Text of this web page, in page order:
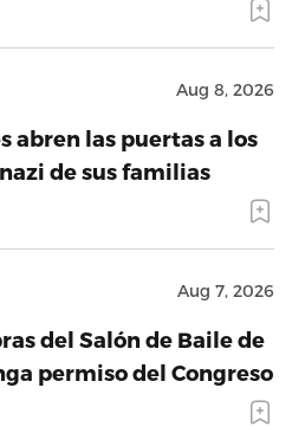
Aug 8, 2026
abren las puertas a los
de sus familias
Aug 7, 2026
del Salón de Baile de
permiso del Congreso